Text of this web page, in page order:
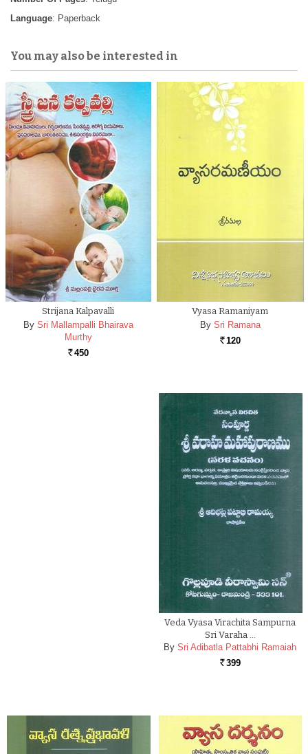
Language: Paperback
You may also be interested in
Strijana Kalpavalli
By Sri Mallampalli Bhairava
Murthy
Rs. 450
Vyasa Ramaniyam
By Sri Ramana
Rs. 120
Veda Vyasa Virachita Sampurna
Sri Varaha …
By Sri Adibatla Pattabhi Ramaiah
Rs. 399